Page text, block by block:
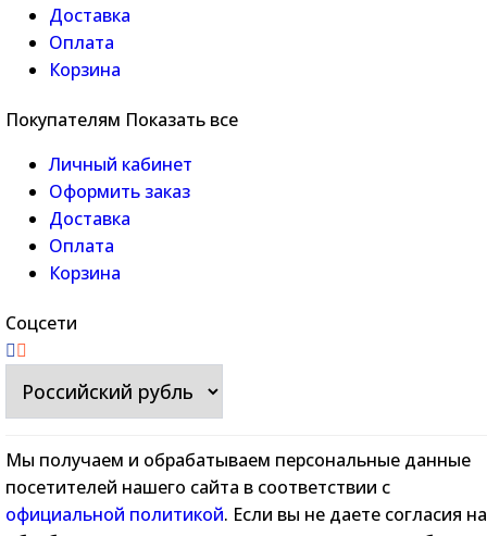
Доставка
Оплата
Корзина
Покупателям Показать все
Личный кабинет
Оформить заказ
Доставка
Оплата
Корзина
Соцсети
Мы получаем и обрабатываем персональные данные
посетителей нашего сайта в соответствии с
официальной политикой. Если вы не даете согласия на